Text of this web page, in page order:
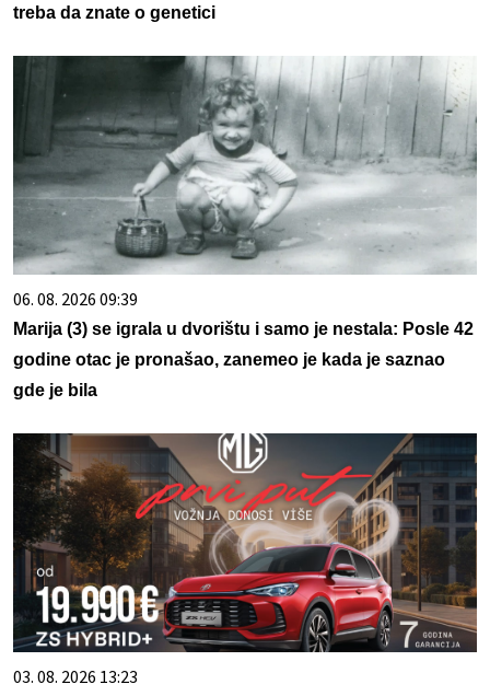
treba da znate o genetici
06. 08. 2026 09:39
Marija (3) se igrala u dvorištu i samo je nestala: Posle 42
godine otac je pronašao, zanemeo je kada je saznao
gde je bila
03. 08. 2026 13:23